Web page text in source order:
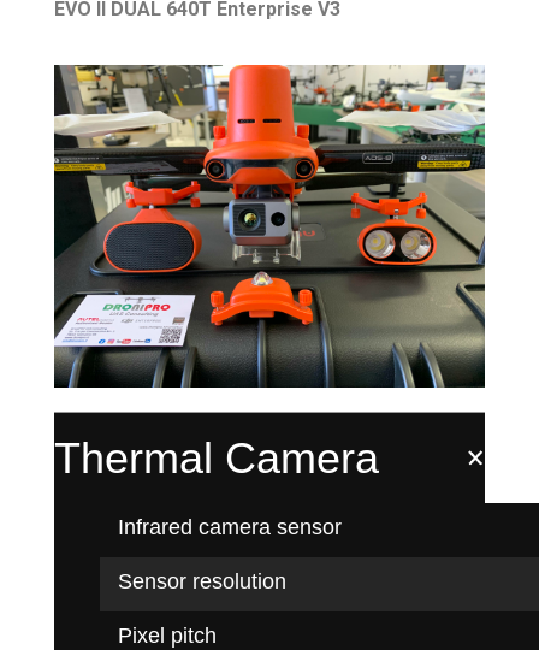
EVO II DUAL 640T Enterprise V3
Thermal Camera
Infrared camera sensor
Sensor resolution
Pixel pitch